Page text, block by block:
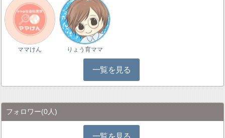
ママけん りょう育ママ
一覧を見る
フォロワー(0人)
一覧を見る